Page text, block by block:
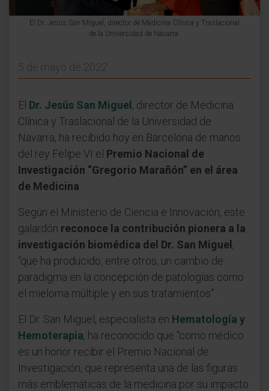
El Dr. Jesús San Miguel, director de Medicina Clínica y Traslacional
de la Universidad de Navarra.
5 de mayo de 2022
El Dr. Jesús San Miguel, director de Medicina
Clínica y Traslacional de la Universidad de
Navarra, ha recibido hoy en Barcelona de manos
del rey Felipe VI el Premio Nacional de
Investigación “Gregorio Marañón” en el área
de Medicina
Según el Ministerio de Ciencia e Innovación, este
galardón reconoce la contribución pionera a la
investigación biomédica del Dr. San Miguel,
“que ha producido, entre otros, un cambio de
paradigma en la concepción de patologías como
el mieloma múltiple y en sus tratamientos”.
El Dr. San Miguel, especialista en Hematología y
Hemoterapia, ha reconocido que “como médico
es un honor recibir el Premio Nacional de
Investigación, que representa una de las figuras
más emblemáticas de la medicina por su impacto